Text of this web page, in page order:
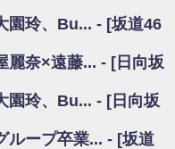
リアルミーグリであの販売も！
喧嘩！？山下瞳月、これはマジ
向坂46のニュース・情報・話題
屋麗奈×遠藤理子、8/6「ラヴィ
鈴花、次の事務所が決まって
園玲、Bu... - [坂道46
麗奈×遠藤... - [日向坂
園玲、Bu... - [日向坂
ループ卒業... - [坂道